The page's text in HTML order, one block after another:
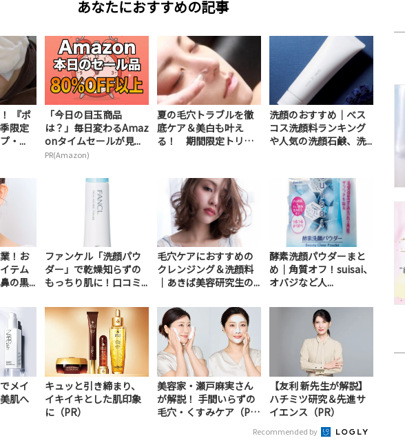
あなたにおすすめの記事
『ポ
限定
・...
「今日の目玉商品
は？」毎日変わるAmaz
onタイムセールが見...
PR(Amazon)
夏の毛穴トラブルを徹
底ケア＆美白も叶え
る！ 期間限定トリー
洗顔のおすすめ｜べス
コス洗顔料ランキング
や人気の洗顔石鹸、洗...
！お
テム
の黒...
ファンケル「洗顔パウ
ダー」で乾燥知らずの
もっちり肌に！口コミ...
毛穴ケアにおすすめの
クレンジング＆洗顔料
｜あきば美容研究生の...
酵素洗顔パウダーまと
め｜角質オフ！suisai、
オバジなど人...
メイ
肌へ
キュッと引き締まり、
イキイキとした肌印象
に（PR）
美容家・瀬戸麻実さん
が解説！ 手間いらずの
毛穴・くすみケア（P
【友利 新先生が解説】
ハチミツ研究＆先進サ
イエンス（PR）
Recommended by